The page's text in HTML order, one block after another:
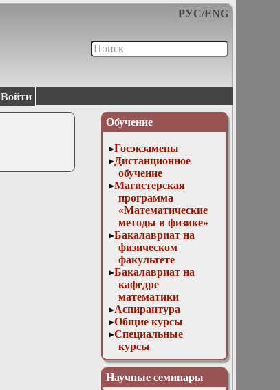
РУС/ENG
Войти
Обучение
Госэкзамены
Дистанционное
обучение
Магистерская
программа
«Математические
методы в физике»
Бакалавриат на
физическом
факультете
Бакалавриат на
кафедре
математики
Аспирантура
Общие курсы
Специальные
курсы
Специальные
курсы для
аспирантов
Научные семинары